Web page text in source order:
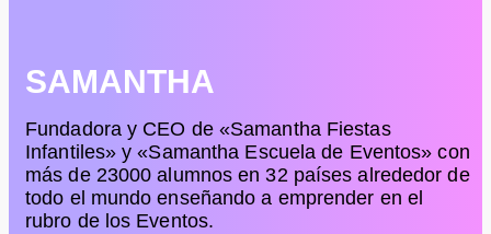
SAMANTHA
Fundadora y CEO de «Samantha Fiestas
Infantiles» y «Samantha Escuela de Eventos» con
más de 23000 alumnos en 32 países alrededor de
todo el mundo enseñando a emprender en el
rubro de los Eventos.